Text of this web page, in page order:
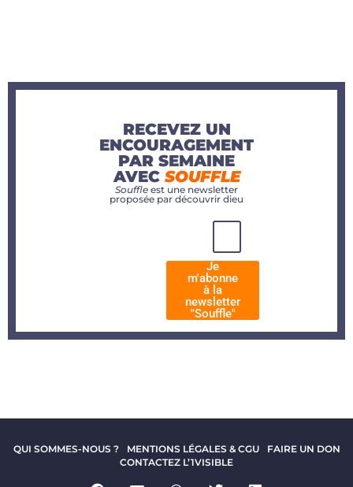
RECEVEZ UN
ENCOURAGEMENT
PAR SEMAINE
AVECSOUFFLE
Souffle est une newsletter
proposée par découvrir dieu
Je
m'abonne
à la
newsletter
"Souffle"
QUI SOMMES-NOUS ? MENTIONS LÉGALES & CGU
FAIRE UN DON
CONTACTEZ L’1VISIBLE